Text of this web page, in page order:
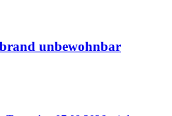
unbewohnbar